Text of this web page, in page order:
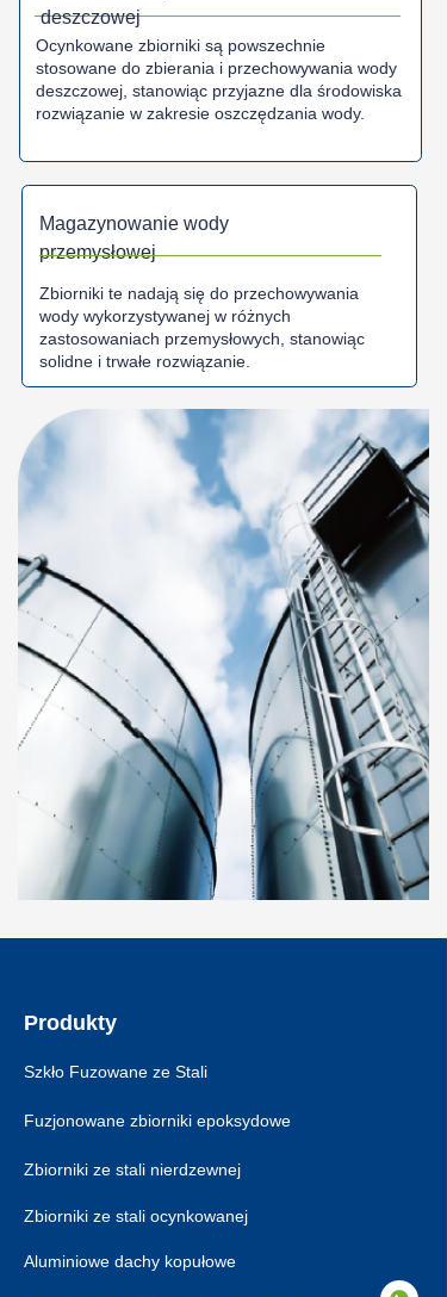
Magazynowanie wody
przemysłowej
Ocynkowane zbiorniki są powszechnie
stosowane do zbierania i przechowywania wody
deszczowej, stanowiąc przyjazne dla środowiska
rozwiązanie w zakresie oszczędzania wody.
Zbiorniki te nadają się do przechowywania
wody wykorzystywanej w różnych
zastosowaniach przemysłowych, stanowiąc
solidne i trwałe rozwiązanie.
deszczowej
Produkty
Szkło Fuzowane ze Stali
Fuzjonowane zbiorniki epoksydowe
Zbiorniki ze stali nierdzewnej
Zbiorniki ze stali ocynkowanej
Aluminiowe dachy kopułowe